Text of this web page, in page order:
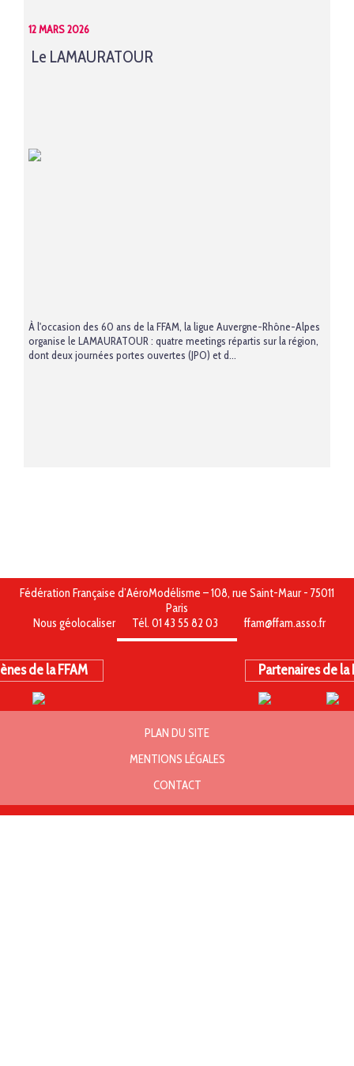
12 MARS 2026
Le LAMAURATOUR
À l'occasion des 60 ans de la FFAM, la ligue Auvergne-Rhône-Alpes
organise le LAMAURATOUR : quatre meetings répartis sur la région,
dont deux journées portes ouvertes (JPO) et d...
Fédération Française d’AéroModélisme – 108, rue Saint-Maur - 75011
Paris
Nous géolocaliser
Tél. 01 43 55 82 03 ffam@ffam.asso.fr
de la FFAM Partenaires de la
PLAN DU SITE
MENTIONS LÉGALES
CONTACT